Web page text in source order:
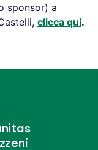
sponsor) a
clicca qui.